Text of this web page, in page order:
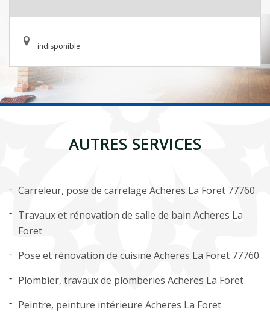
indisponible
AUTRES SERVICES
Carreleur, pose de carrelage Acheres La Foret 77760
Travaux et rénovation de salle de bain Acheres La
Foret
Pose et rénovation de cuisine Acheres La Foret 77760
Plombier, travaux de plomberies Acheres La Foret
Peintre, peinture intérieure Acheres La Foret